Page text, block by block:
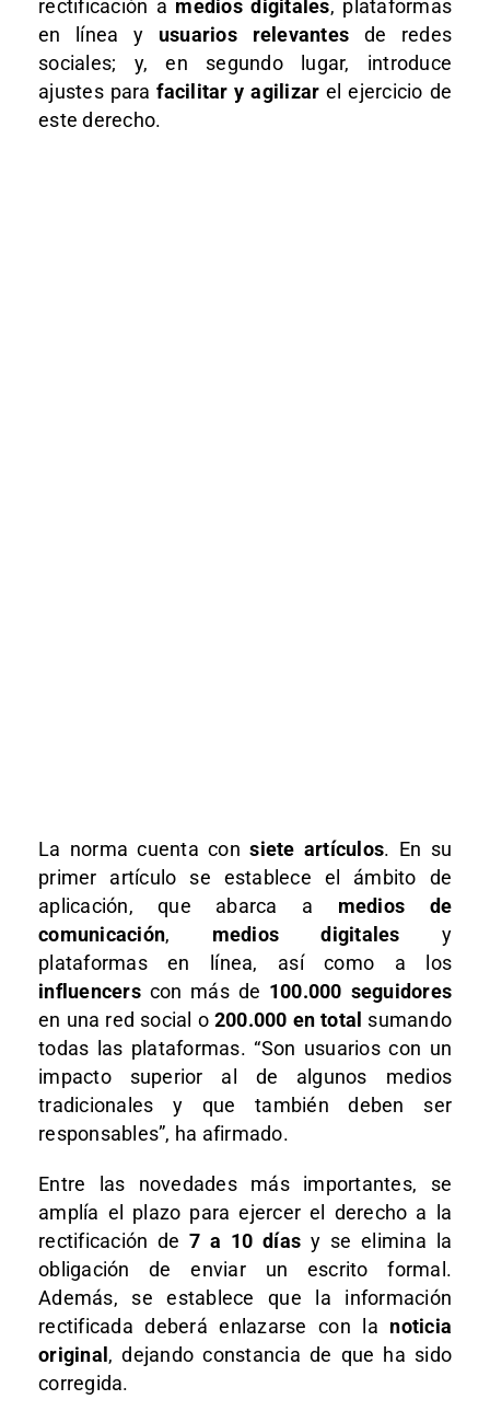
rectificación a medios digitales, plataformas
en línea y usuarios relevantes de redes
sociales; y, en segundo lugar, introduce
ajustes parafacilitar y agilizar el ejercicio de
este derecho.
La norma cuenta consiete artículos. En su
primer artículo se establece el ámbito de
aplicación, que abarca a medios de
comunicación, medios digitales y
plataformas en línea, así como a los
influencerscon más de 100.000 seguidores
en una red social o 200.000 en total sumando
todas las plataformas. “Son usuarios con un
impacto superior al de algunos medios
tradicionales y que también deben ser
responsables”, ha afirmado.
Entre las novedades más importantes, se
amplía el plazo para ejercer el derecho a la
rectificación de7 a 10 días y se elimina la
obligación de enviar un escrito formal.
Además, se establece que la información
rectificada deberá enlazarse con la noticia
original , dejando constancia de que ha sido
corregida.